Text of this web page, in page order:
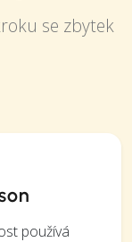
se zbytek
používá